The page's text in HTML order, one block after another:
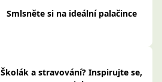
Smlsněte si na ideální palačince
Školák a stravování? Inspirujte se,